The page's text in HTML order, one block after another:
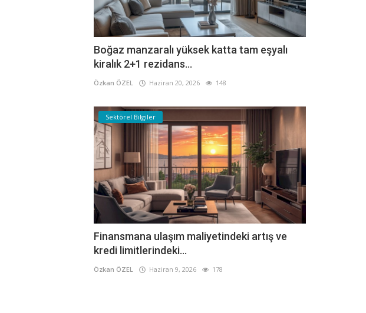
Boğaz manzaralı yüksek katta tam eşyalı
kiralık 2+1 rezidans...
Özkan ÖZEL Haziran 20, 2026 148
Sektörel Bilgiler
Finansmana ulaşım maliyetindeki artış ve
kredi limitlerindeki...
Özkan ÖZEL Haziran 9, 2026 178